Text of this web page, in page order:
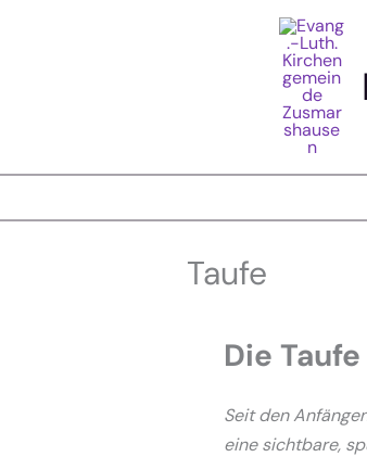
Taufe
Die
Seit den
eine sichtbare,